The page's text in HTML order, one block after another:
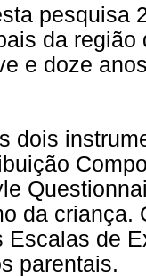
pesquisa
da
e doze
dois
da criança.
Escalas de
parentais.